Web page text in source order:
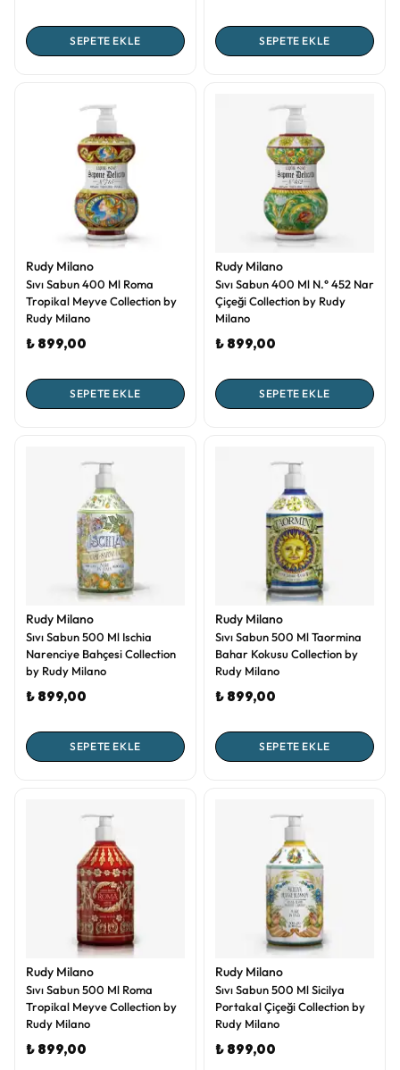
SEPETE EKLE SEPETE EKLE
Rudy Milano
Sıvı Sabun 400 Ml Roma
Tropikal Meyve Collection by
Rudy Milano
₺ 899,00
SEPETE EKLE
Rudy Milano
Sıvı Sabun 400 Ml N.° 452 Nar
Çiçeği Collection by Rudy
Milano
₺ 899,00
SEPETE EKLE
Rudy Milano
Sıvı Sabun 500 Ml Ischia
Narenciye Bahçesi Collection
by Rudy Milano
₺ 899,00
SEPETE EKLE
Rudy Milano
Sıvı Sabun 500 Ml Taormina
Bahar Kokusu Collection by
Rudy Milano
₺ 899,00
SEPETE EKLE
Rudy Milano
Sıvı Sabun 500 Ml Roma
Tropikal Meyve Collection by
Rudy Milano
₺ 899,00
Rudy Milano
Sıvı Sabun 500 Ml Sicilya
Portakal Çiçeği Collection by
Rudy Milano
₺ 899,00